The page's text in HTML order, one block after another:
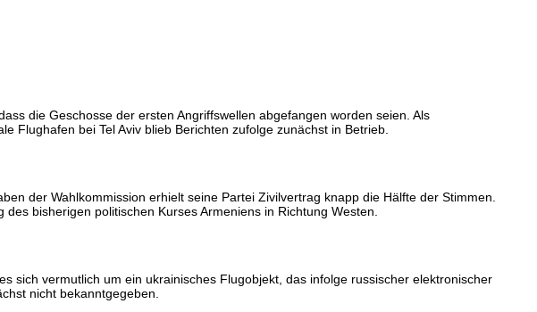
die Geschosse der ersten Angriffswellen abgefangen worden seien. Als
Flughafen bei Tel Aviv blieb Berichten zufolge zunächst in Betrieb.
der Wahlkommission erhielt seine Partei Zivilvertrag knapp die Hälfte der Stimmen.
bisherigen politischen Kurses Armeniens in Richtung Westen.
sich vermutlich um ein ukrainisches Flugobjekt, das infolge russischer elektronischer
nicht bekanntgegeben.